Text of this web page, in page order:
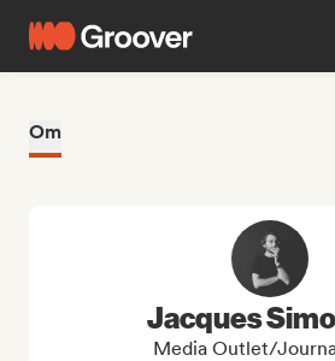
Om
Jacques
Media Outlet/